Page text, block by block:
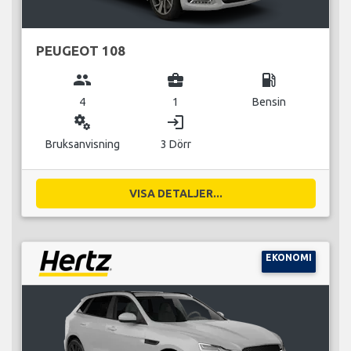
PEUGEOT 108
group
4
business_center
1
local_gas_station
Bensin
miscellaneous_services
Bruksanvisning
login
3 Dörr
VISA DETALJER...
EKONOMI